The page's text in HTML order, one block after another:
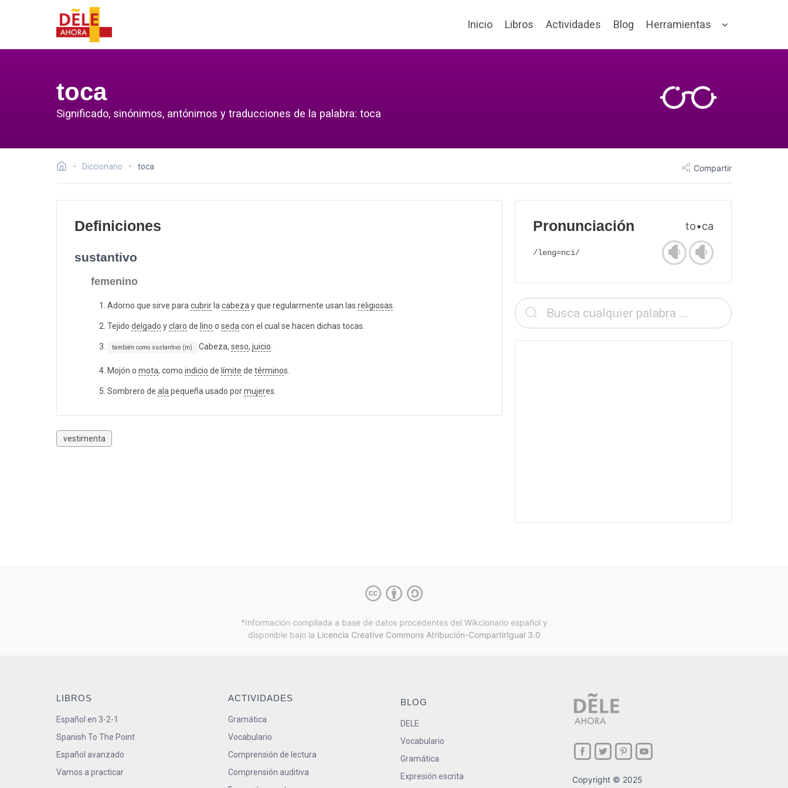
Inicio Libros Actividades Blog Herramientas
toca
Significado, sinónimos, antónimos y traducciones de la palabra: toca
Diccionario toca Compartir
Definiciones
sustantivo
femenino
Adorno que sirve paracubrir lacabezay que regularmente usan las religiosas.
Tejido delgado yclaro de lino o sedacon el cual se hacen dichas tocas.
también como sustantivo (m) Cabeza, seso, juicio.
Mojón o mota, como indicio de límite de términos.
Sombrero de alapequeña usado pormujeres.
vestimenta
Pronunciación to•ca
/leng=nci/
*Información compilada a base de datos procedentes del Wikcionario español y
disponible bajo la Licencia Creative Commons Atribución-CompartirIgual 3.0
LIBROS
Español en 3-2-1
Spanish To The Point
Español avanzado
Vamos a practicar
ACTIVIDADES
Gramática
Vocabulario
Comprensión de lectura
Comprensión auditiva
BLOG
DELE
Vocabulario
Gramática
Expresión escrita
Copyright © 2025